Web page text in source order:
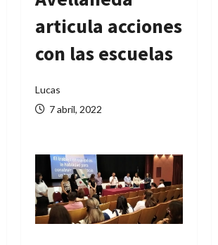
articula acciones
con las escuelas
Lucas
7 abril, 2022